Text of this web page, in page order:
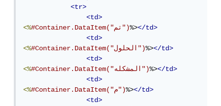
<tr>
<td>
<%
#Container.DataItem("تم")%></td>
<td>
<%
#Container.DataItem("الحلول")%></td>
<td>
<%
#Container.DataItem("المشكله")%></td>
<td>
<%
#Container.DataItem("م")%></td>
<td>